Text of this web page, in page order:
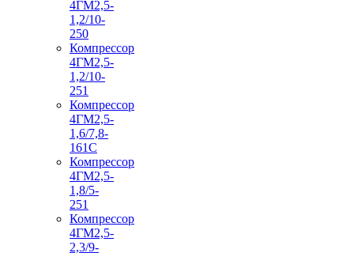
4ГМ2,5-
1,2/10-
250
Компрессор
4ГМ2,5-
1,2/10-
251
Компрессор
4ГМ2,5-
1,6/7,8-
161С
Компрессор
4ГМ2,5-
1,8/5-
251
Компрессор
4ГМ2,5-
2,3/9-